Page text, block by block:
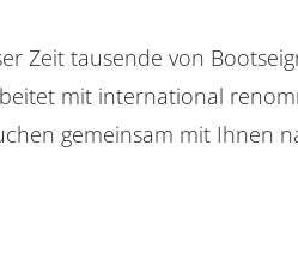
Zeit tausende von
mit international
gemeinsam mit Ihnen